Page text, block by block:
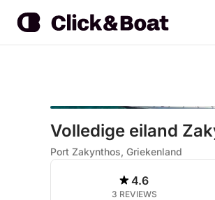
Volledige eiland
Port Zakynthos, Griekenland
4.6
3 REVIEWS